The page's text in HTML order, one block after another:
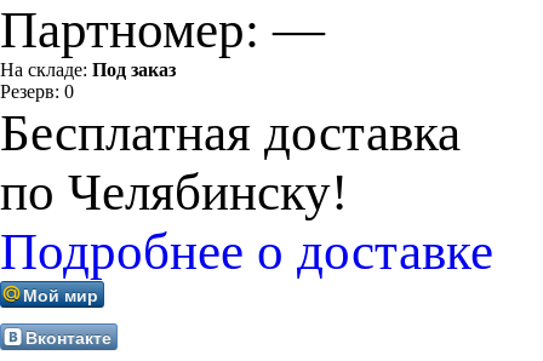
Партномер:—
На складе: Под заказ
Резерв: 0
Бесплатная доставка
по Челябинску!
Подробнее о доставке
Мой мир
Вконтакте